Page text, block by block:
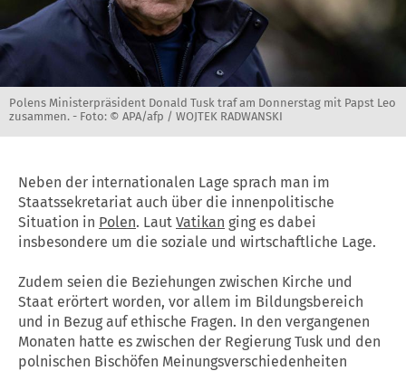
Polens Ministerpräsident Donald Tusk traf am Donnerstag mit Papst Leo
zusammen. - Foto: © APA/afp / WOJTEK RADWANSKI
Neben der internationalen Lage sprach man im
Staatssekretariat auch über die innenpolitische
Situation in Polen. Laut Vatikan ging es dabei
insbesondere um die soziale und wirtschaftliche Lage.
Zudem seien die Beziehungen zwischen Kirche und
Staat erörtert worden, vor allem im Bildungsbereich
und in Bezug auf ethische Fragen. In den vergangenen
Monaten hatte es zwischen der Regierung Tusk und den
polnischen Bischöfen Meinungsverschiedenheiten